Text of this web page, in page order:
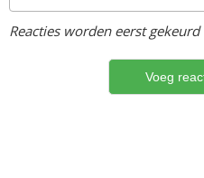
Reacties worden eerst